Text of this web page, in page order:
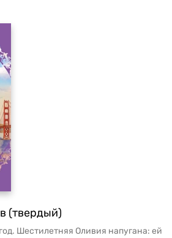
(твердый)
Шестилетняя Оливия напугана: ей